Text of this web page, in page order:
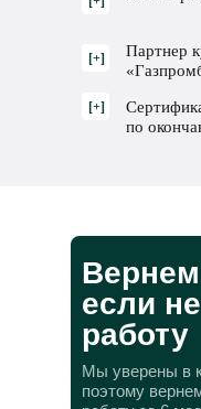
[+]
Партнер
[+]
по
если
работу
Мы уверены в
поэтому